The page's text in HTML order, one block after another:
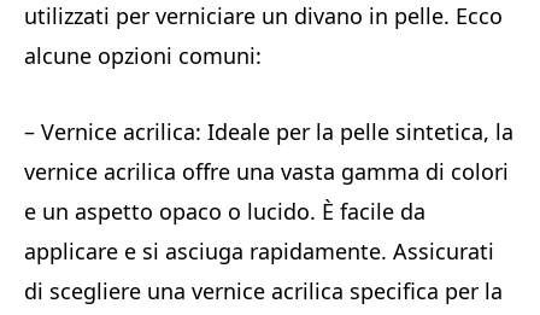
utilizzati per verniciare un divano in pelle. Ecco
alcune opzioni comuni:
– Vernice acrilica: Ideale per la pelle sintetica, la
vernice acrilica offre una vasta gamma di colori
e un aspetto opaco o lucido. È facile da
applicare e si asciuga rapidamente. Assicurati
di scegliere una vernice acrilica specifica per la